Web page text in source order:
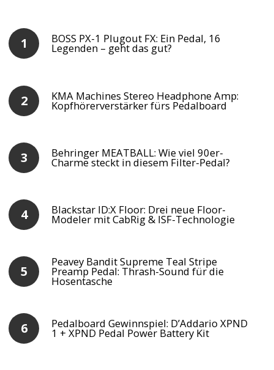
BOSS PX-1 Plugout FX: Ein Pedal, 16
Legenden – geht das gut?
KMA Machines Stereo Headphone Amp:
Kopfhörerverstärker fürs Pedalboard
Behringer MEATBALL: Wie viel 90er-
Charme steckt in diesem Filter-Pedal?
Blackstar ID:X Floor: Drei neue Floor-
Modeler mit CabRig & ISF-Technologie
Peavey Bandit Supreme Teal Stripe
Preamp Pedal: Thrash-Sound für die
Hosentasche
Pedalboard Gewinnspiel: D’Addario XPND
1 + XPND Pedal Power Battery Kit